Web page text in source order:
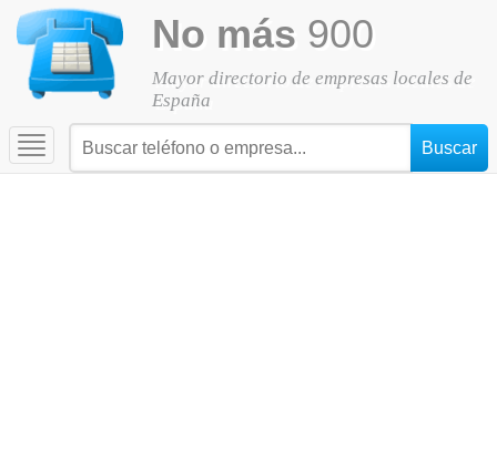
No más 900
Mayor directorio de empresas locales de
España
Toggle
navigation